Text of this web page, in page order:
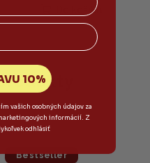
produktu
z
Do košíka
Bestseller
10%
vašich osobných údajov za
informácií. Z
odhlásiť